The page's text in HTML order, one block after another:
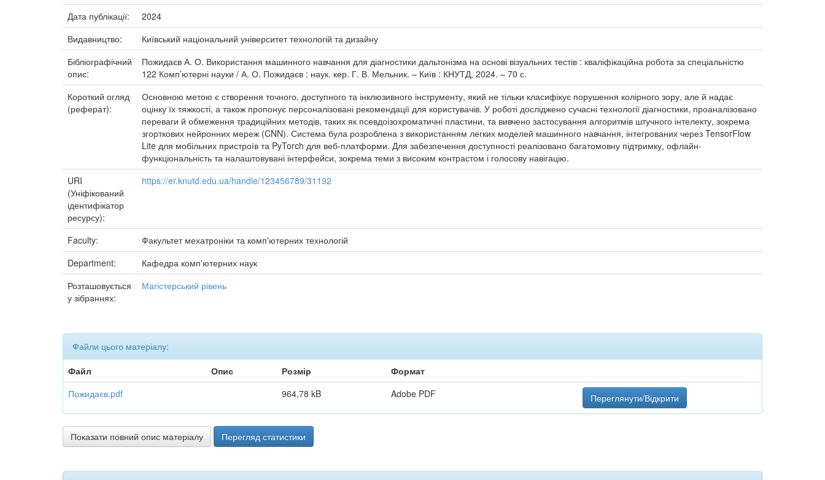
Дата публікації:
2024
Видавництво:
Київський національний університет технологій та дизайну
Бібліографічний
опис:
Пожидаєв А. О. Використання машинного навчання для діагностики дальтонізма на основі візуальних тестів : кваліфікаційна робота за спеціальністю
122 Комп’ютерні науки / А. О. Пожидаєв ; наук. кер. Г. В. Мельник. – Київ : КНУТД, 2024. – 70 с.
Короткий огляд
(реферат):
Основною метою є створення точного, доступного та інклюзивного інструменту, який не тільки класифікує порушення колірного зору, але й надає
оцінку їх тяжкості, а також пропонує персоналізовані рекомендації для користувачів. У роботі досліджено сучасні технології діагностики, проаналізовано
переваги й обмеження традиційних методів, таких як псевдоізохроматичні пластини, та вивчено застосування алгоритмів штучного інтелекту, зокрема
згорткових нейронних мереж (CNN). Система була розроблена з використанням легких моделей машинного навчання, інтегрованих через TensorFlow
Lite для мобільних пристроїв та PyTorch для веб-платформи. Для забезпечення доступності реалізовано багатомовну підтримку, офлайн-
функціональність та налаштовувані інтерфейси, зокрема теми з високим контрастом і голосову навігацію.
URI
(Уніфікований
ідентифікатор
ресурсу):
https://er.knutd.edu.ua/handle/123456789/31192
Faculty:
Факультет мехатроніки та комп'ютерних технологій
Department:
Кафедра комп'ютерних наук
Розташовується
у зібраннях:
Магістерський рівень
Файли цього матеріалу:
Файл
Опис Розмір
Формат
Пожидаєв.pdf
964,78 kB Adobe PDF Переглянути/Відкрити
Показати повний опис матеріалу Перегляд статистики